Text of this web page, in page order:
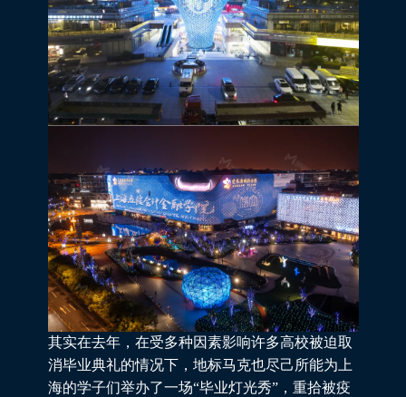
其实在去年，在受多种因素影响许多高校被迫取
消毕业典礼的情况下，地标马克也尽己所能为上
海的学子们举办了一场“毕业灯光秀”，重拾被疫